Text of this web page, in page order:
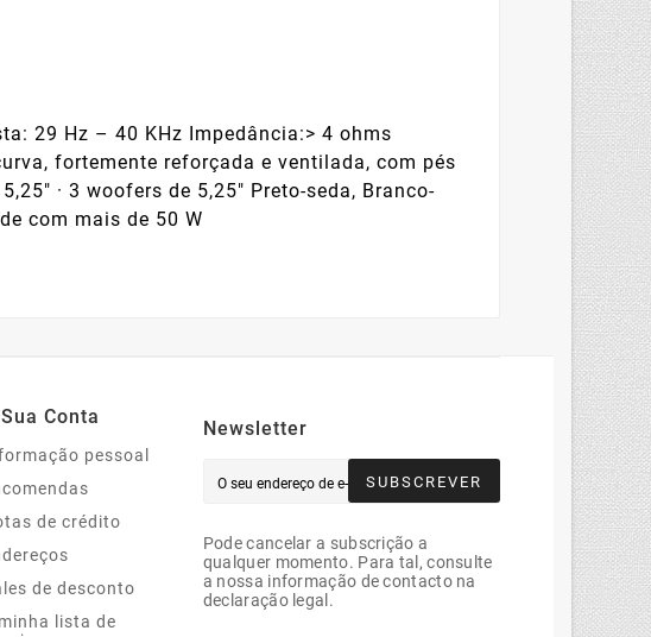
29 Hz – 40 KHz Impedância:> 4 ohms
fortemente reforçada e ventilada, com pés
· 3 woofers de 5,25" Preto-seda, Branco-
com mais de 50 W
Conta
pessoal
de crédito
de desconto
lista de
Newsletter
SUBSCREVER
Pode cancelar a subscrição a
qualquer momento. Para tal, consulte
a nossa informação de contacto na
declaração legal.